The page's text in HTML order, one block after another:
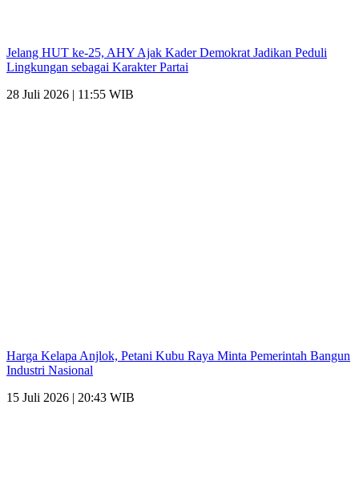
Jelang HUT ke-25, AHY Ajak Kader Demokrat Jadikan Peduli
Lingkungan sebagai Karakter Partai
28 Juli 2026 | 11:55 WIB
Harga Kelapa Anjlok, Petani Kubu Raya Minta Pemerintah Bangun
Industri Nasional
15 Juli 2026 | 20:43 WIB